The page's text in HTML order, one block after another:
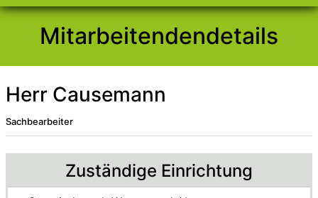
Mitarbeitendendetails
Herr Causemann
Sachbearbeiter
Beschreibung
Beschreibung Intern
Zuständige Einrichtung